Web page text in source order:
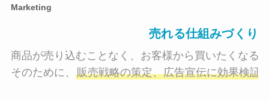
Marketing
売れる仕組みづくり
商品が売り込むことなく、お客様から買いたくなる
そのために、 販売戦略の策定、広告宣伝に効果検証